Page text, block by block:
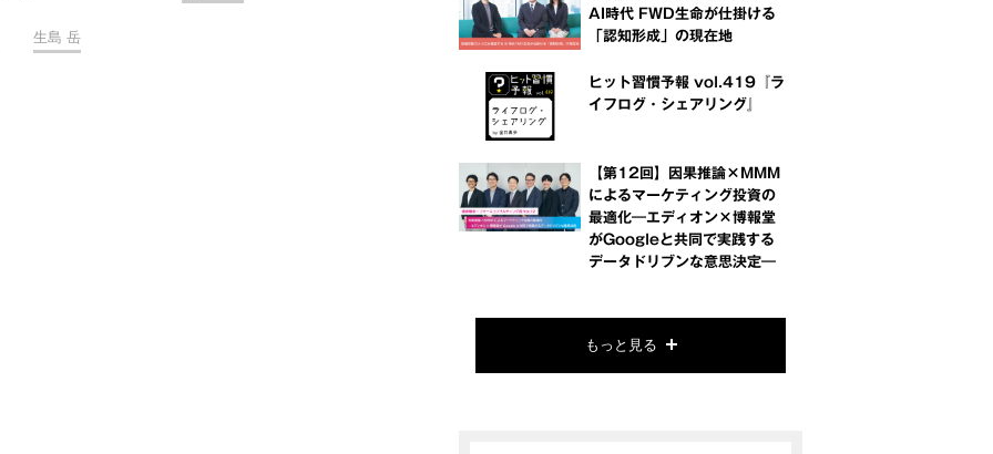
生島 岳
AI時代 FWD生命が仕掛ける
「認知形成」の現在地
ヒット習慣予報 vol.419『ラ
イフログ・シェアリング』
【第12回】因果推論×MMM
によるマーケティング投資の
最適化―エディオン×博報堂
がGoogleと共同で実践する
データドリブンな意思決定―
もっと見る